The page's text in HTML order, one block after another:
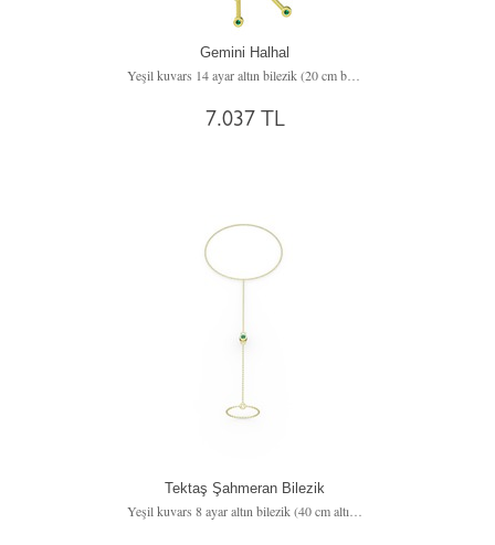
Gemini Halhal
Yeşil kuvars 14 ayar altın bilezik (20 cm beyaz altın rolo zincir)
7.037 TL
Tektaş Şahmeran Bilezik